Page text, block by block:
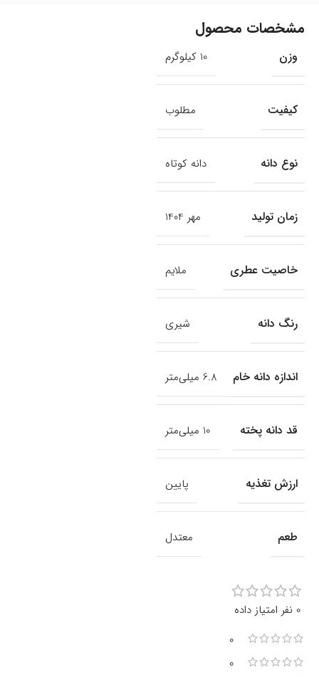
مشخصات محصول
وزن 10 کیلوگرم
کیفیت مطلوب
نوع دانه دانه کوتاه
زمان تولید مهر 1404
خاصیت عطری ملایم
رنگ دانه شیری
اندازه دانه خام 6.8 میلی‌متر
قد دانه پخته 10 میلی‌متر
ارزش تغذیه پایین
طعم معتدل
0 نفر امتیاز داده
0
0